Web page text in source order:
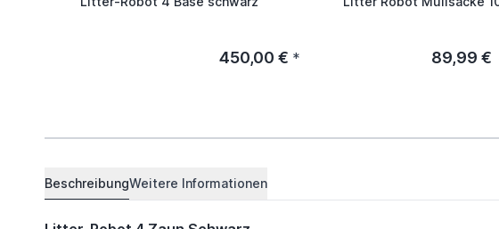
450,00 € * 89,99 €
BeschreibungWeitere Informationen